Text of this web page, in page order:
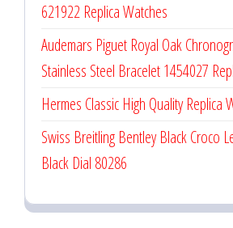
621922 Replica Watches
Audemars Piguet Royal Oak
Stainless Steel Bracelet 1454027
Hermes Classic High Quality Replica
Swiss Breitling Bentley Black Croco
Black Dial 80286